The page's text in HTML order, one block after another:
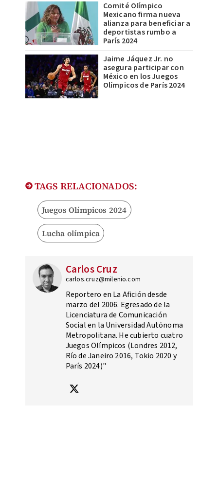
Comité Olímpico
Mexicano firma nueva
alianza para beneficiar a
deportistas rumbo a
París 2024
Jaime Jáquez Jr. no
asegura participar con
México en los Juegos
Olímpicos de París 2024
TAGS RELACIONADOS:
Juegos Olímpicos 2024
Lucha olímpica
Carlos Cruz
carlos.cruz@milenio.com
Reportero en La Afición desde
marzo del 2006. Egresado de la
Licenciatura de Comunicación
Social en la Universidad Autónoma
Metropolitana. He cubierto cuatro
Juegos Olímpicos (Londres 2012,
Río de Janeiro 2016, Tokio 2020 y
París 2024)"